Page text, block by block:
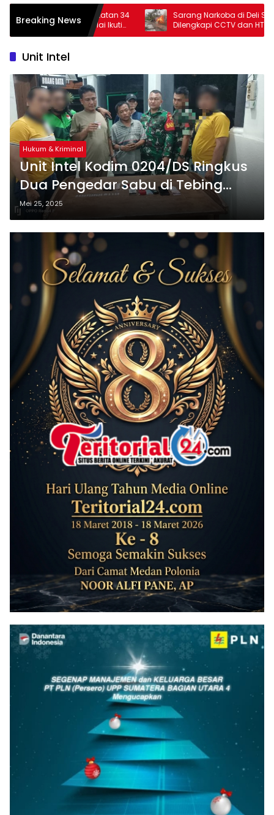
Breaking News
34
Balai Ikuti
Sarang Narkoba di Deli Serdang
Dilengkapi CCTV dan HT, Polisi Ringkus 1
Orang
Unit Intel
Hukum & Kriminal
Unit Intel Kodim 0204/DS Ringkus
Dua Pengedar Sabu di Tebing
Tinggi
Mei 25, 2025